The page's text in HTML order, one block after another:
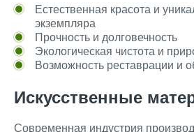
Естественная красота и
экземпляра
Прочность и долговечность
Экологическая чистота и
Возможность реставрации и
Искусственные
Современная индустрия